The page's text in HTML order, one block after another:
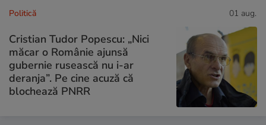
Politică 01 aug.
Cristian Tudor Popescu: „Nici
măcar o Românie ajunsă
gubernie rusească nu i-ar
deranja”. Pe cine acuză că
blochează PNRR